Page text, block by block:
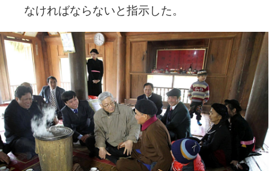
なければならないと指示した。